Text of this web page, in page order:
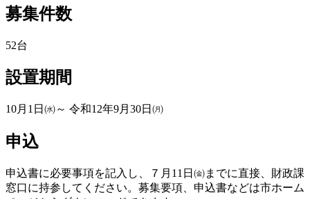
募集件数
52台
設置期間
10月1日㈬～ 令和12年9月30日㈪
申込
申込書に必要事項を記入し、７月11日㈮までに直接、財政課
窓口に持参してください。募集要項、申込書などは市ホーム